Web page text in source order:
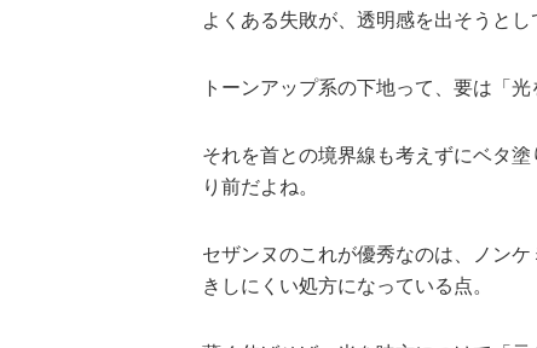
よくある失敗が、透明感を出そうと
トーンアップ系の下地って、要は「
それを首との境界線も考えずにベタ
り前だよね。
セザンヌのこれが優秀なのは、ノン
きしにくい処方になっている点。